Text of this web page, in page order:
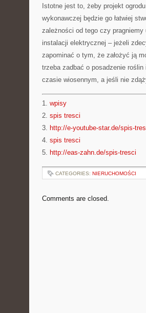
Istotne jest to, żeby projekt
wykonawczej będzie go łatwiej
zależności od tego czy
instalacji elektrycznej – jeżeli
zapominać o tym, że założyć ją
trzeba zadbać o posadzenie
czasie wiosennym, a jeśli nie
1. wpisy
2. spis tresci
3. http://e-youtube-star.de/spis-
4. spis tresci
5. http://eas-zahn.de/spis-tresci
CATEGORIES: NIERUCHOMOŚCI
Comments are closed.